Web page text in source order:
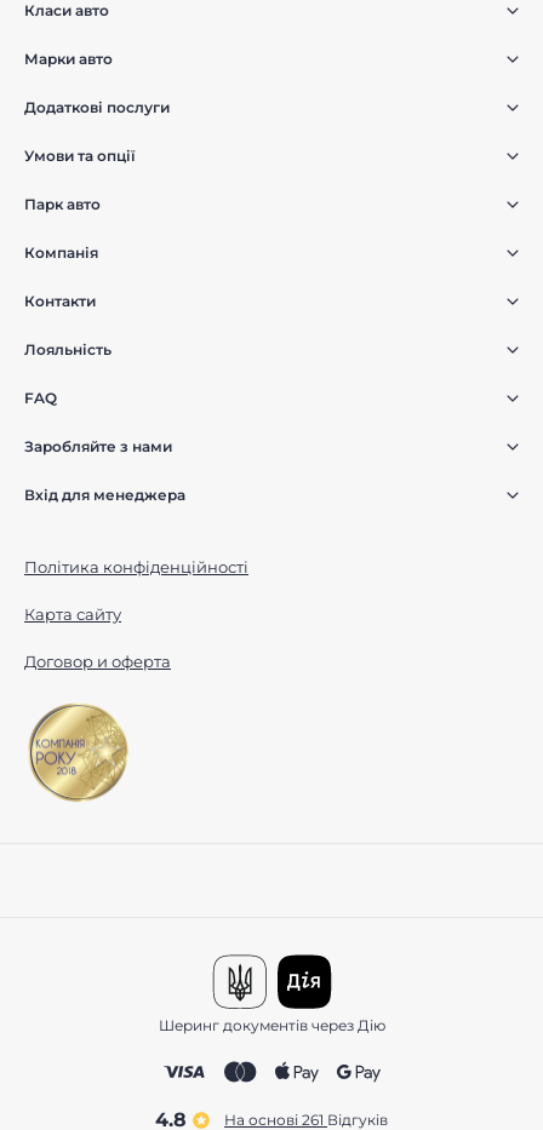
Класи авто
Марки авто
Додаткові послуги
Умови та опції
Парк авто
Компанія
Контакти
Лояльність
FAQ
Заробляйте з нами
Вхід для менеджера
Політика конфіденційності
Карта сайту
Договор и оферта
Шеринг документів через Дію
4.8 На основі 261 відгуків